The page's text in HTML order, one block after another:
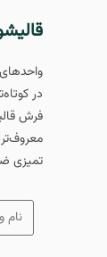
در
فرش
تمیزی